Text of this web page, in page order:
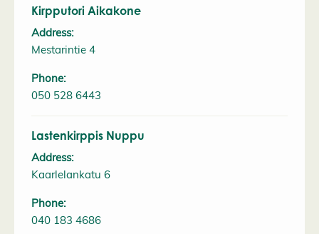
Kirpputori Aikakone
Address:
Mestarintie 4
Phone:
050 528 6443
Lastenkirppis Nuppu
Address:
Kaarlelankatu 6
Phone:
040 183 4686